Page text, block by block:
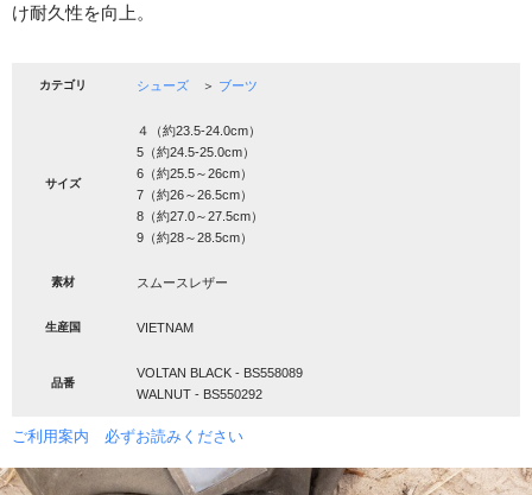
け耐久性を向上。
カテゴリ シューズ ＞ ブーツ
サイズ
４（約23.5-24.0cm）
5（約24.5-25.0cm）
6（約25.5～26cm）
7（約26～26.5cm）
8（約27.0～27.5cm）
9（約28～28.5cm）
素材 スムースレザー
生産国 VIETNAM
品番
VOLTAN BLACK - BS558089
WALNUT - BS550292
ご利用案内 必ずお読みください